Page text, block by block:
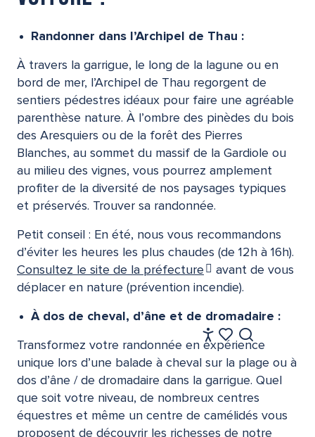
Accessibilité
Voir les favoris
Recherche
Randonner dans l’Archipel de Thau :
À travers la garrigue, le long de la lagune ou en
bord de mer, l’Archipel de Thau regorgent de
sentiers pédestres idéaux pour faire une agréable
parenthèse nature. À l’ombre des pinèdes du bois
des Aresquiers ou de la forêt des Pierres
Blanches, au sommet du massif de la Gardiole ou
au milieu des vignes, vous pourrez amplement
profiter de la diversité de nos paysages typiques
et préservés. Trouver sa randonnée.
Petit conseil : En été, nous vous recommandons
d’éviter les heures les plus chaudes (de 12h à 16h).
Consultez le site de la préfecture
avant de vous
déplacer en nature (prévention incendie).
À dos de cheval, d’âne et de dromadaire :
Transformez votre randonnée en expérience
unique lors d’une balade à cheval sur la plage ou à
dos d’âne / de dromadaire dans la garrigue. Quel
que soit votre niveau, de nombreux centres
équestres et même un centre de camélidés vous
proposent de découvrir les richesses de notre